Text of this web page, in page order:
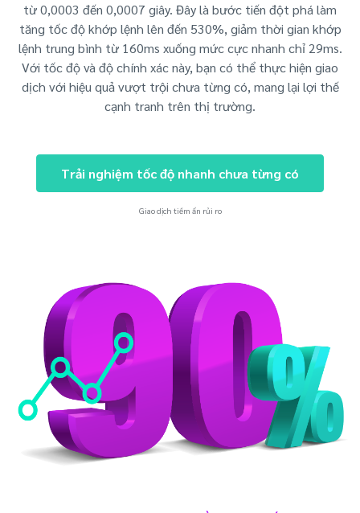
từ 0,0003 đến 0,0007 giây. Đây là bước tiến đột phá làm
tăng tốc độ khớp lệnh lên đến 530%, giảm thời gian khớp
lệnh trung bình từ 160ms xuống mức cực nhanh chỉ 29ms.
Với tốc độ và độ chính xác này, bạn có thể thực hiện giao
dịch với hiệu quả vượt trội chưa từng có, mang lại lợi thế
cạnh tranh trên thị trường.
Trải nghiệm tốc độ nhanh chưa từng có
Giao dịch tiềm ẩn rủi ro